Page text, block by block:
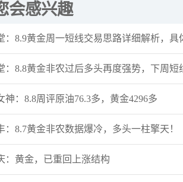
会感兴趣
：8.9黄金周一短线交易思路详细解析，具
：8.8黄金非农过后多头再度强势，下周短
神：8.8周评原油76.3多，黄金4296多
：8.7黄金非农数据爆冷，多头一柱擎天！
：黄金，已重回上涨结构